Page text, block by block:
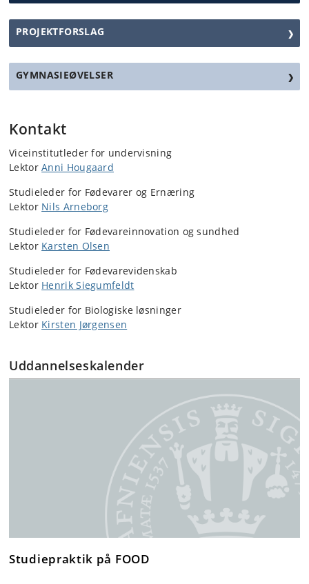
PROJEKTFORSLAG
GYMNASIEØVELSER
Kontakt
Viceinstitutleder for undervisning
LektorAnni Hougaard
Studieleder for Fødevarer og Ernæring
Lektor Nils Arneborg
Studieleder for Fødevareinnovation og sundhed
Lektor Karsten Olsen
Studieleder for Fødevarevidenskab
Lektor Henrik Siegumfeldt
Studieleder for Biologiske løsninger
Lektor Kirsten Jørgensen
Uddannelseskalender
Studiepraktik på FOOD